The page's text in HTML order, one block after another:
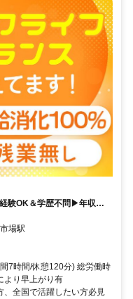
験OK＆学歴不問▶年収
★有給取得率100％▶力仕事
場駅
7時間/休憩120分) 総労働時
り早上がり有
、全国で活躍したい方必見